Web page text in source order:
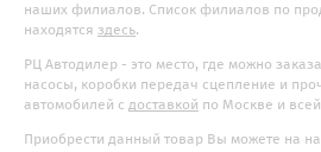
наших филиалов. Список филиалов по
находятся здесь.
РЦ Автодилер - это место, где можно
насосы, коробки передач сцепление и
автомобилей с доставкой по Москве и
Приобрести данный товар Вы можете на